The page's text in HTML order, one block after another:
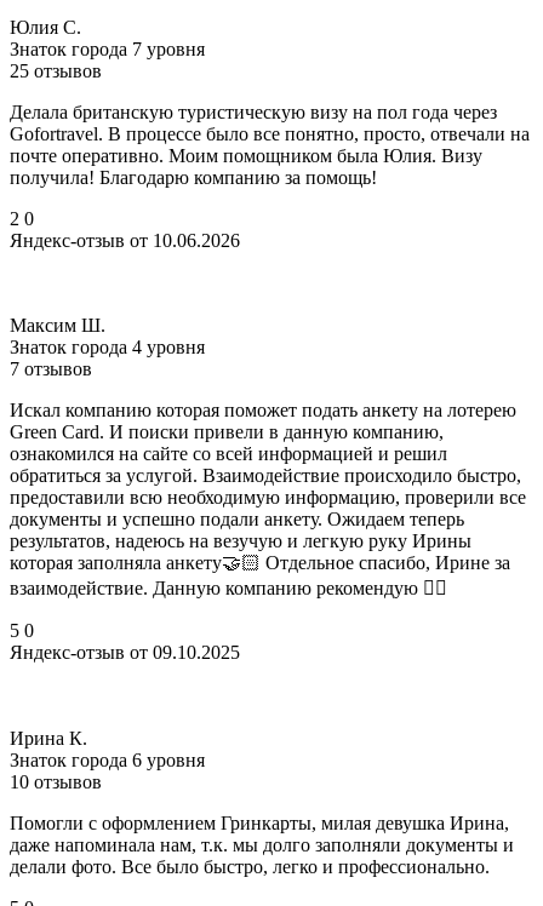
Юлия С.
Знаток города 7 уровня
25 отзывов
Делала британскую туристическую визу на пол года через
Gofortravel. В процессе было все понятно, просто, отвечали на
почте оперативно. Моим помощником была Юлия. Визу
получила! Благодарю компанию за помощь!
2 0
Яндекс-отзыв от 10.06.2026
Максим Ш.
Знаток города 4 уровня
7 отзывов
Искал компанию которая поможет подать анкету на лотерею
Green Card. И поиски привели в данную компанию,
ознакомился на сайте со всей информацией и решил
обратиться за услугой. Взаимодействие происходило быстро,
предоставили всю необходимую информацию, проверили все
документы и успешно подали анкету. Ожидаем теперь
результатов, надеюсь на везучую и легкую руку Ирины
которая заполняла анкету🤝🏻 Отдельное спасибо, Ирине за
взаимодействие. Данную компанию рекомендую 👍🏻
5 0
Яндекс-отзыв от 09.10.2025
Ирина К.
Знаток города 6 уровня
10 отзывов
Помогли с оформлением Гринкарты, милая девушка Ирина,
даже напоминала нам, т.к. мы долго заполняли документы и
делали фото. Все было быстро, легко и профессионально.